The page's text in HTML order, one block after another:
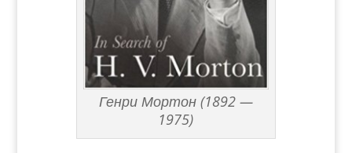
Генри Мортон (1892 —
1975)